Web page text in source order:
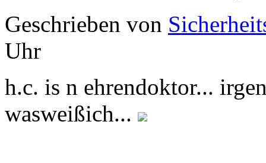
Geschrieben von
Uhr
h.c. is n ehrendoktor...
wasweißich...